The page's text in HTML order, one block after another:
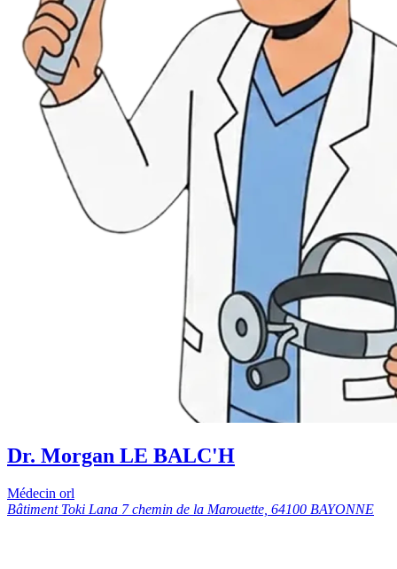
Dr. Morgan LE BALC'H
Médecin orl
Bâtiment Toki Lana 7 chemin de la Marouette, 64100 BAYONNE